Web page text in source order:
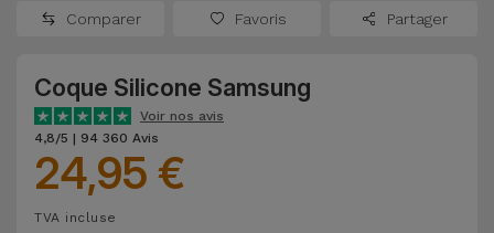
OnePlus
Google
Reconditionnés
Consoles de
Jeux
Reconditionnées
Voir
tout
Batteries
Chargeurs
Ecouteurs
et
Enceintes
Comparer Favoris Partager
Coque Silicone Samsung
Voir nos avis
4,8/5 | 94 360 Avis
24,95 €
TVA incluse